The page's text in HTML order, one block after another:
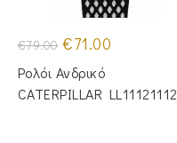
€79.00 Original
price
was:
€79.00.
€71.00
€71.00.
Ρολόι Ανδρικό
CATERPILLAR LL11121112